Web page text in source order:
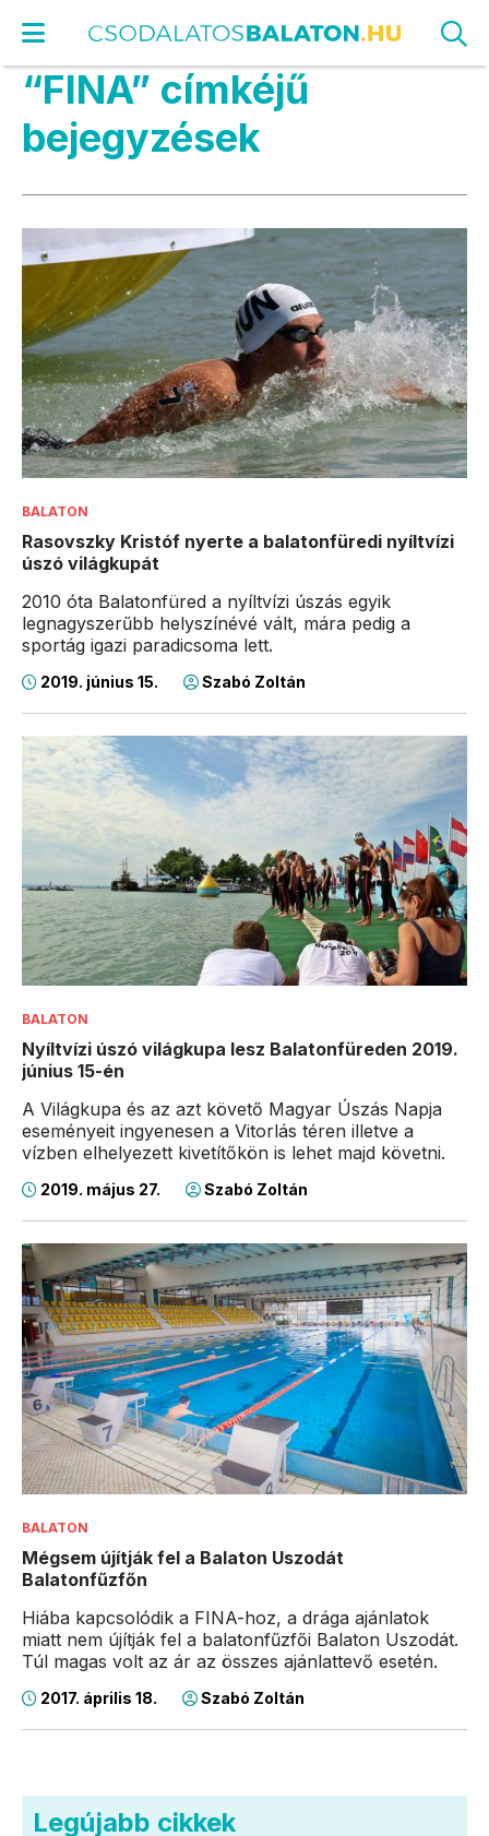
“FINA” címkéjű
bejegyzések
BALATON
Rasovszky Kristóf nyerte a balatonfüredi nyíltvízi
úszó világkupát
2010 óta Balatonfüred a nyíltvízi úszás egyik
legnagyszerűbb helyszínévé vált, mára pedig a
sportág igazi paradicsoma lett.
2019. június 15. Szabó Zoltán
BALATON
Nyíltvízi úszó világkupa lesz Balatonfüreden 2019.
június 15-én
A Világkupa és az azt követő Magyar Úszás Napja
eseményeit ingyenesen a Vitorlás téren illetve a
vízben elhelyezett kivetítőkön is lehet majd követni.
2019. május 27. Szabó Zoltán
BALATON
Mégsem újítják fel a Balaton Uszodát
Balatonfűzfőn
Hiába kapcsolódik a FINA-hoz, a drága ajánlatok
miatt nem újítják fel a balatonfűzfői Balaton Uszodát.
Túl magas volt az ár az összes ajánlattevő esetén.
2017. április 18. Szabó Zoltán
Legújabb cikkek